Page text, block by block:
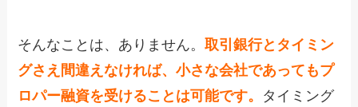
そんなことは、ありません。取引銀行とタイミン
グさえ間違えなければ、小さな会社であってもプ
ロパー融資を受けることは可能です。 タイミング